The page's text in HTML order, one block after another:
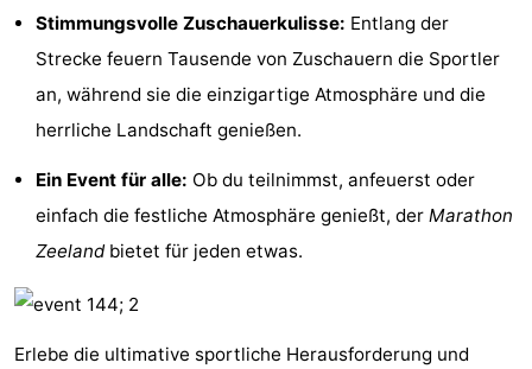
Indoor-
Spielplätze
Bowling
Wellness-
Zentren
Dörfer
&
Städte
Natur
Führungen
Stimmungsvolle Zuschauerkulisse: Entlang der
Strecke feuern Tausende von Zuschauern die Sportler
an, während sie die einzigartige Atmosphäre und die
herrliche Landschaft genießen.
Ein Event für alle: Ob du teilnimmst, anfeuerst oder
einfach die festliche Atmosphäre genießt, der Marathon
Zeelandbietet für jeden etwas.
Erlebe die ultimative sportliche Herausforderung und